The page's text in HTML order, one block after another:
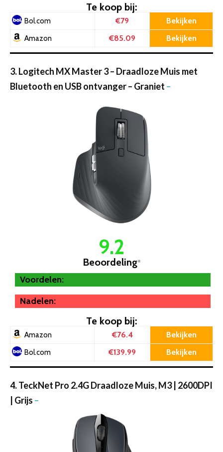
Te koop bij:
Bol.com €79 Bekijken
Amazon €85.09 Bekijken
3. Logitech MX Master 3 – Draadloze Muis met
Bluetooth en USB ontvanger – Graniet –
9.2
Beoordeling*
Voordelen:
Nadelen:
Te koop bij:
Amazon €76.4 Bekijken
Bol.com €139.99 Bekijken
4. TeckNet Pro 2.4G Draadloze Muis, M3 | 2600DPI
| Grijs –